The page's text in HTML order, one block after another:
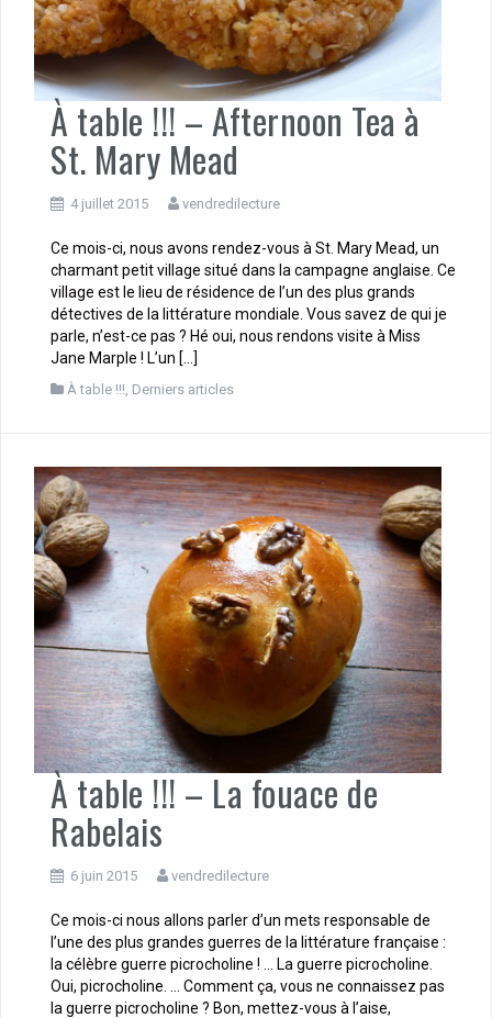
À table !!! – Afternoon Tea à
St. Mary Mead
4 juillet 2015 vendredilecture
Ce mois-ci, nous avons rendez-vous à St. Mary Mead, un
charmant petit village situé dans la campagne anglaise. Ce
village est le lieu de résidence de l’un des plus grands
détectives de la littérature mondiale. Vous savez de qui je
parle, n’est-ce pas ? Hé oui, nous rendons visite à Miss
Jane Marple ! L’un […]
À table !!!, Derniers articles
À table !!! – La fouace de
Rabelais
6 juin 2015 vendredilecture
Ce mois-ci nous allons parler d’un mets responsable de
l’une des plus grandes guerres de la littérature française :
la célèbre guerre picrocholine ! … La guerre picrocholine.
Oui, picrocholine. … Comment ça, vous ne connaissez pas
la guerre picrocholine ? Bon, mettez-vous à l’aise,